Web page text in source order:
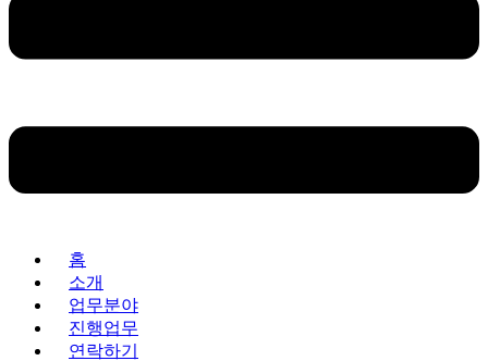
홈
소개
업무분야
진행업무
연락하기